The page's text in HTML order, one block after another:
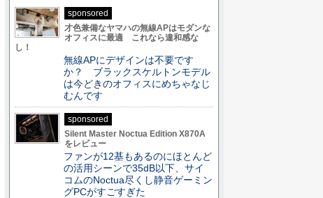
sponsored
才色兼備なヤマハの無線APはモダンな
オフィスに最適 これなら違和感な
し！
無線APにデザインは不要です
か？ ブラックスケルトンモデル
は今どきのオフィスにめちゃなじ
むんです
sponsored
Silent Master Noctua Edition X870A
をレビュー
ファンが12基もあるのにほとんど
の活用シーンで35dB以下、サイ
コムのNoctua尽くし静音ゲーミン
グPCがすごすぎた